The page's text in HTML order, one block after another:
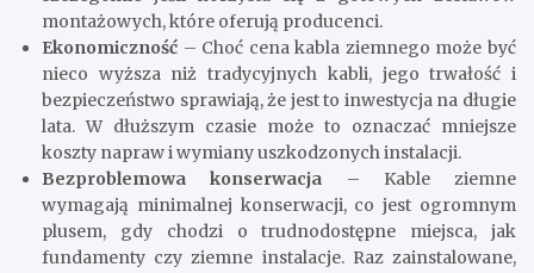
montażowych, które oferują producenci.
Ekonomiczność – Choć cena kabla ziemnego może być
nieco wyższa niż tradycyjnych kabli, jego trwałość i
bezpieczeństwo sprawiają, że jest to inwestycja na długie
lata. W dłuższym czasie może to oznaczać mniejsze
koszty napraw i wymiany uszkodzonych instalacji.
Bezproblemowa konserwacja – Kable ziemne
wymagają minimalnej konserwacji, co jest ogromnym
plusem, gdy chodzi o trudnodostępne miejsca, jak
fundamenty czy ziemne instalacje. Raz zainstalowane,